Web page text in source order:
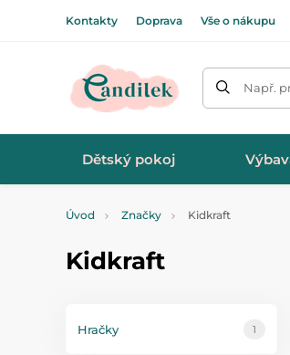
Kontakty Doprava Vše o nákupu
Např.
Dětský pokoj
Úvod Značky Kidkraft
Kidkraft
Hračky 1